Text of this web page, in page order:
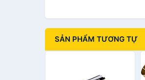
SẢN PHẨM TƯƠNG TỰ